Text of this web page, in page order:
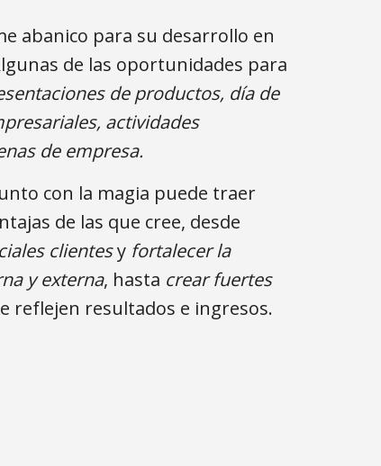
abanico para su desarrollo en
de las oportunidades para
de productos, día de
actividades
de empresa.
con la magia puede traer
de las que cree, desde
clientes y fortalecer la
y externa, hasta crear fuertes
reflejen resultados e ingresos.